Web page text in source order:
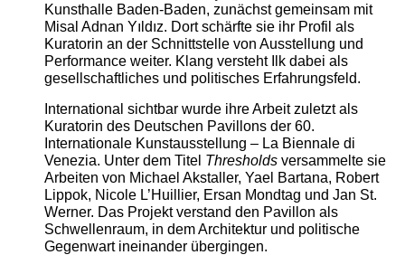
Kunsthalle Baden-Baden, zunächst gemeinsam mit
Misal Adnan Yıldız. Dort schärfte sie ihr Profil als
Kuratorin an der Schnittstelle von Ausstellung und
Performance weiter. Klang versteht Ilk dabei als
gesellschaftliches und politisches Erfahrungsfeld.
International sichtbar wurde ihre Arbeit zuletzt als
Kuratorin des Deutschen Pavillons der 60.
Internationale Kunstausstellung – La Biennale di
Venezia. Unter dem Titel Thresholdsversammelte sie
Arbeiten von Michael Akstaller, Yael Bartana, Robert
Lippok, Nicole L’Huillier, Ersan Mondtag und Jan St.
Werner. Das Projekt verstand den Pavillon als
Schwellenraum, in dem Architektur und politische
Gegenwart ineinander übergingen.